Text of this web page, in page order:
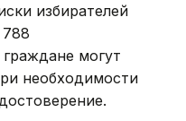
избирателей
граждане могут
необходимости